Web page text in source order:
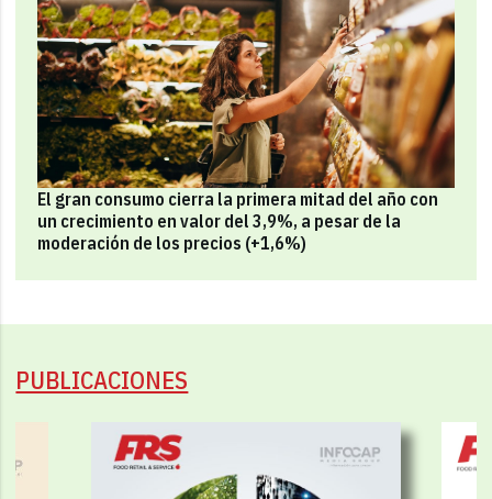
El gran consumo cierra la primera mitad del año con
un crecimiento en valor del 3,9%, a pesar de la
moderación de los precios (+1,6%)
PUBLICACIONES